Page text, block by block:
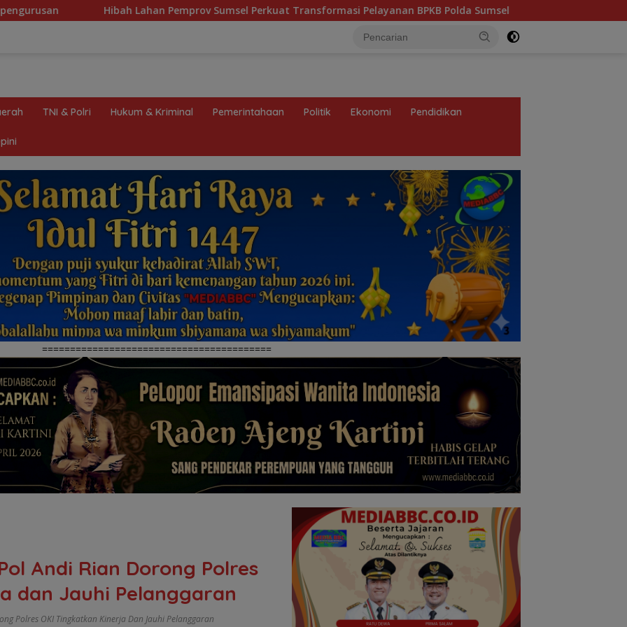
Pemprov Sumsel Perkuat Transformasi Pelayanan BPKB Polda Sumsel Heboh Tumpukan Karung Diduga Pasir
TNI & Polri Hukum & Kriminal Pemerintahaan Politik Ekonomi Pendidikan
=========================================
Andi Rian Dorong Polres
dan Jauhi Pelanggaran
Polres OKI Tingkatkan Kinerja Dan Jauhi Pelanggaran